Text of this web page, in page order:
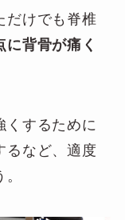
だけでも脊椎
に背骨が痛く
くするために
るなど、適度